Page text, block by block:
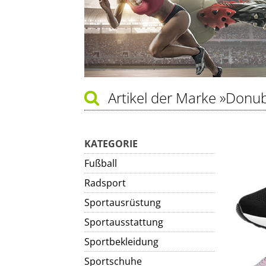
Artikel der Marke
KATEGORIE
Fußball
Radsport
Sportausrüstung
Sportausstattung
Sportbekleidung
Sportschuhe